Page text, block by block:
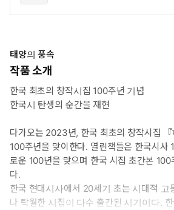
태양의 풍속
작품 소개
한국 최초의 창작시집 100주년 기념
한국시 탄생의 순간을 재현
다가오는 2023년, 한국 최초의 창작시집
100주년을 맞이한다. 열린책들은 한국시사
로운 100년을 맞으며 한국 시집 초간본
다.
한국 현대시사에서 20세기 초는 시대적 고
나 탁월한 시집이 다수 출간된 시기이다.